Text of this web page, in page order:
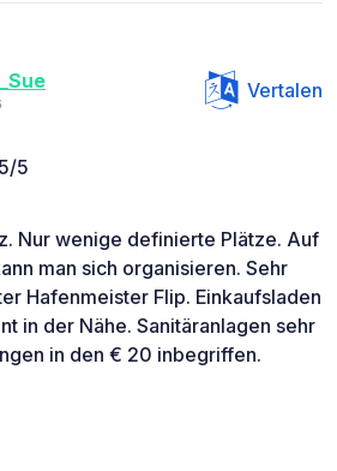
Vertalen
5/5
Nur wenige definierte Plätze. Auf
man sich organisieren. Sehr
Hafenmeister Flip. Einkaufsladen
in der Nähe. Sanitäranlagen sehr
in den € 20 inbegriffen.